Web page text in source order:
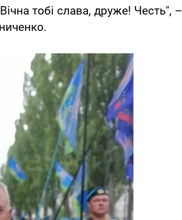
Вічна тобі слава, друже! Честь", –